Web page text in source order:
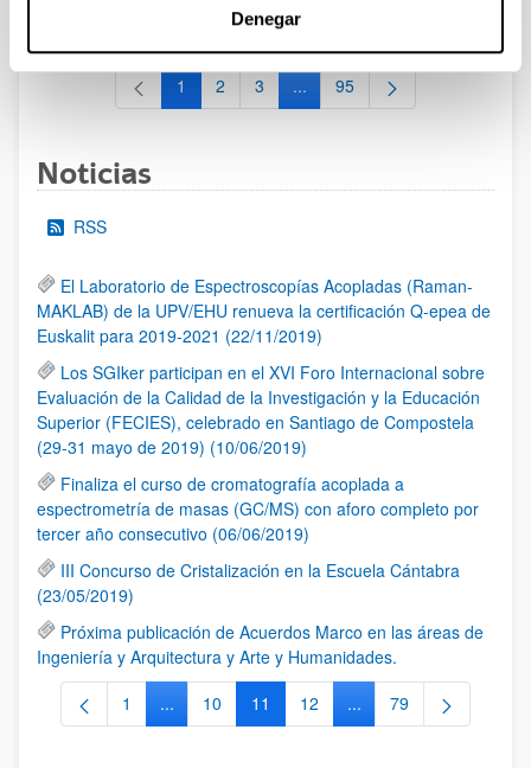
Denegar
al 30/07/2026 (ambos incluídos)
Página
1 Página
2 Página
3 ...Páginas intermedias Use TAB
Página
95
Noticias
RSS
El Laboratorio de Espectroscopías Acopladas (Raman-
MAKLAB) de la UPV/EHU renueva la certificación Q-epea de
Euskalit para 2019-2021 (22/11/2019)
Los SGIker participan en el XVI Foro Internacional sobre
Evaluación de la Calidad de la Investigación y la Educación
Superior (FECIES), celebrado en Santiago de Compostela
(29-31 mayo de 2019) (10/06/2019)
Finaliza el curso de cromatografía acoplada a
espectrometría de masas (GC/MS) con aforo completo por
tercer año consecutivo (06/06/2019)
III Concurso de Cristalización en la Escuela Cántabra
(23/05/2019)
Próxima publicación de Acuerdos Marco en las áreas de
Ingeniería y Arquitectura y Arte y Humanidades.
Página
1 ...Páginas intermedias Use TAB para desplazarse.
Página
10 Página
11 Página
12 ...Páginas intermedias
Página
79